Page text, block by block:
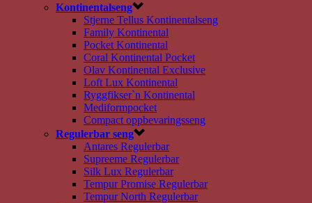
Kontinentalseng
Stjerne Tellus Kontinentalseng
Family Kontinental
Pocket Kontinental
Coral Kontinental Pocket
Olav Kontinental Exclusive
Loft Lux Kontinental
Ryggfikser`n Kontinental
Mediformpocket
Compact oppbevaringsseng
Regulerbar seng
Antares Regulerbar
Supreeme Regulerbar
Silk Lux Regulerbar
Tempur Promise Regulerbar
Tempur North Regulerbar